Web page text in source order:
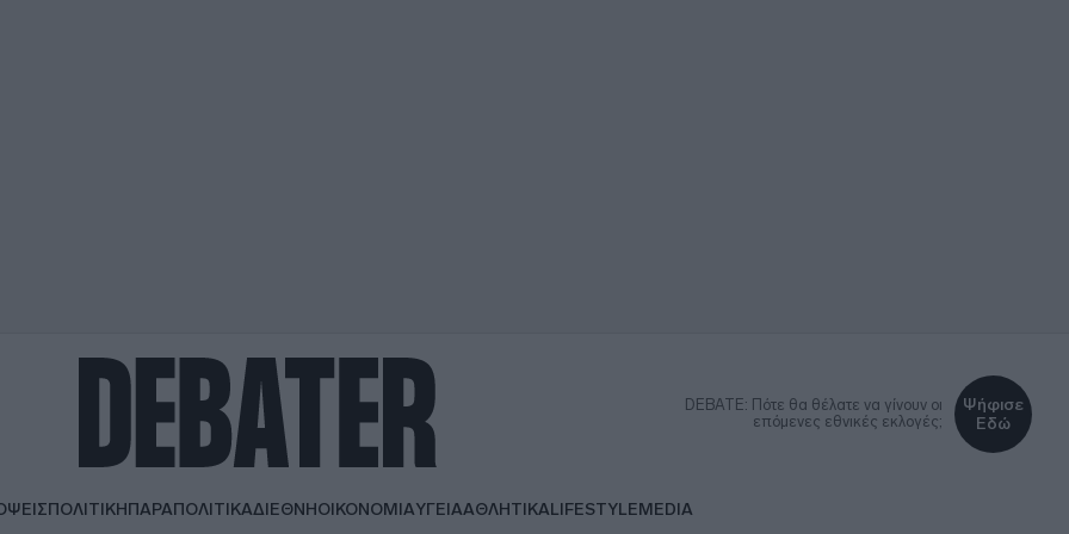
DEBATE: Πότε θα θέλατε να γίνουν οι
επόμενες εθνικές εκλογές;
Ψήφισε
Εδώ
ΠΟΛΙΤΙΚΗΠΑΡΑΠΟΛΙΤΙΚΑΔΙΕΘΝΗΟΙΚΟΝΟΜΙΑΥΓΕΙΑΑΘΛΗΤΙΚΑLIFESTYLEMEDIA